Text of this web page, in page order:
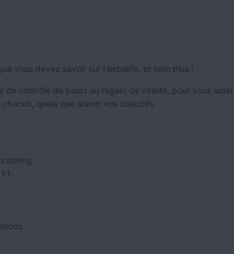
vous devez savoir sur Herbalife, et bien plus !
contrôle de poids au regain de vitalité, pour vous aider
quels que soient vos objectifs.